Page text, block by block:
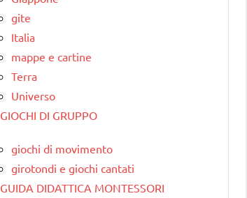
gite
Italia
mappe e cartine
Terra
Universo
GIOCHI DI GRUPPO
giochi di movimento
girotondi e giochi cantati
GUIDA DIDATTICA MONTESSORI